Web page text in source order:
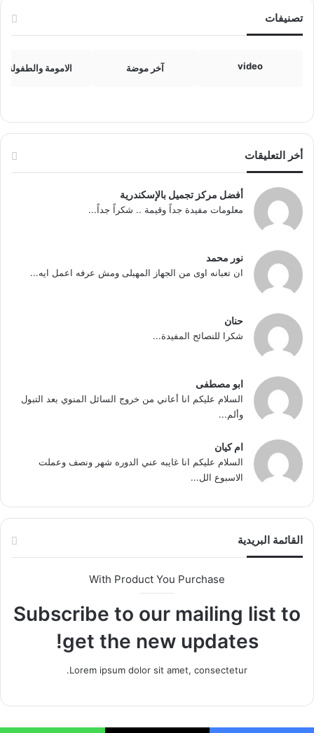
تصنيفات
video آخر موضة الامومة والطفولة
أخر التعليقات
أفضل مركز تجميل بالإسكندرية
معلومات مفيدة جداً وقيمة .. شكراً جداً...
نور محمد
ان تعبانه اوى من الجهاز المهبلى ومش عرفه اعمل ايه...
حنان
شكرا للنصائح المفيدة...
ابو مصطفى
السلام عليكم انا أعاني من خروج السائل المنوي بعد التبول
وألم...
ام كيان
السلام عليكم انا غايبه عني الدوره شهر ونصف وعملت
الاسبوع الل...
القائمة البريدية
With Product You Purchase
Subscribe to our mailing list to
get the new updates!
Lorem ipsum dolor sit amet, consectetur.